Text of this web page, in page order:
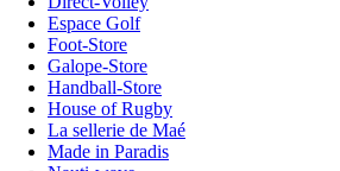
Espace Golf
Foot-Store
Galope-Store
Handball-Store
House of Rugby
La sellerie de Maé
Made in Paradis